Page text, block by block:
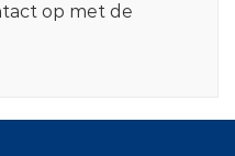
op met de